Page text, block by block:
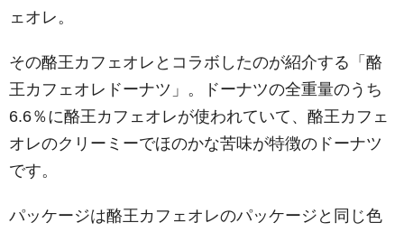
ェオレ。
その酪王カフェオレとコラボしたのが紹介する「酪
王カフェオレドーナツ」。ドーナツの全重量のうち
6.6％に酪王カフェオレが使われていて、酪王カフェ
オレのクリーミーでほのかな苦味が特徴のドーナツ
です。
パッケージは酪王カフェオレのパッケージと同じ色